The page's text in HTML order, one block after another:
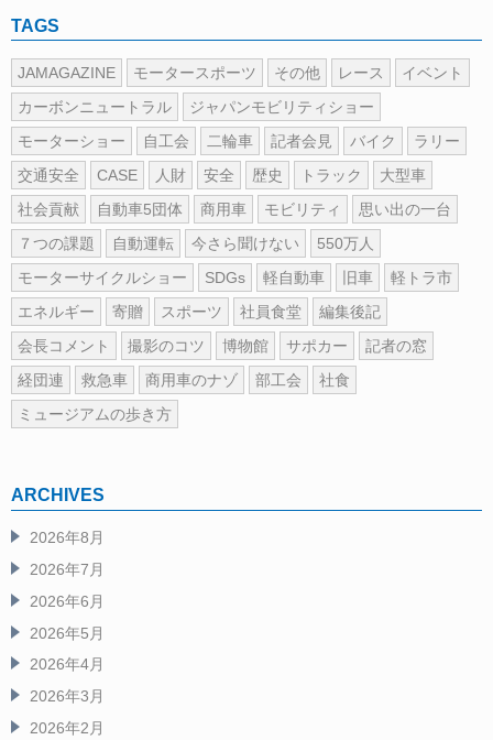
TAGS
JAMAGAZINE モータースポーツ その他 レース
イベント
カーボンニュートラル
ジャパンモビリティショー
モーターショー
自工会 二輪車 記者会見 バイク
ラリー
交通安全
CASE 人財 安全 歴史 トラック
大型車
社会貢献
自動車5団体 商用車 モビリティ
思い出の一台
７つの課題
自動運転 今さら聞けない
550万人
モーターサイクルショー
SDGs 軽自動車 旧車
軽トラ市
エネルギー
寄贈 スポーツ 社員食堂
編集後記
会長コメント
撮影のコツ 博物館 サポカー
記者の窓
経団連
救急車 商用車のナゾ 部工会
社食
ミュージアムの歩き方
ARCHIVES
2026年8月
2026年7月
2026年6月
2026年5月
2026年4月
2026年3月
2026年2月